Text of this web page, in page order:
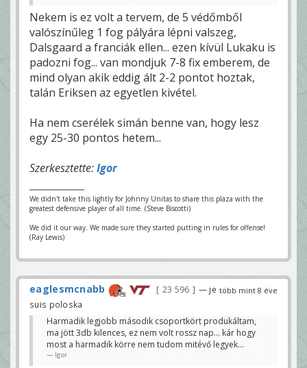
Nekem is ez volt a tervem, de 5 védőmből
valószínűleg 1 fog pályára lépni valszeg,
Dalsgaard a franciák ellen... ezen kívül Lukaku is
padozni fog... van mondjuk 7-8 fix emberem, de
mind olyan akik eddig ált 2-2 pontot hoztak,
talán Eriksen az egyetlen kivétel.
Ha nem cserélek simán benne van, hogy lesz
egy 25-30 pontos hetem...
Szerkesztette:Igor
We didn't take this lightly for Johnny Unitas to share this plaza with the
greatest defensive player of all time. (Steve Biscotti)
We did it our way. We made sure they started putting in rules for offense!
(Ray Lewis)
több mint 8 éve
eaglesmcnabb 23 596
— je
suis poloska
Harmadik legjobb második csoportkört produkáltam,
ma jött 3db kilences, ez nem volt rossz nap... kár hogy
most a harmadik körre nem tudom mitévő legyek...
Igor